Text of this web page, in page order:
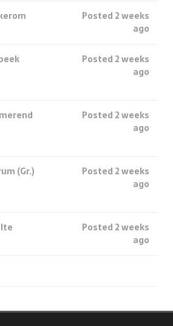
Posted 2 weeks
ago
Posted 2 weeks
ago
Posted 2 weeks
ago
(Gr.)
Posted 2 weeks
ago
Posted 2 weeks
ago